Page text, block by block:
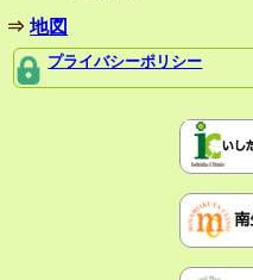
⇒ 地図
プライバシーポリシー